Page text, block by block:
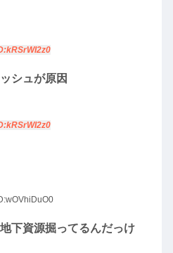
シュが原因
下資源掘ってるんだっけ